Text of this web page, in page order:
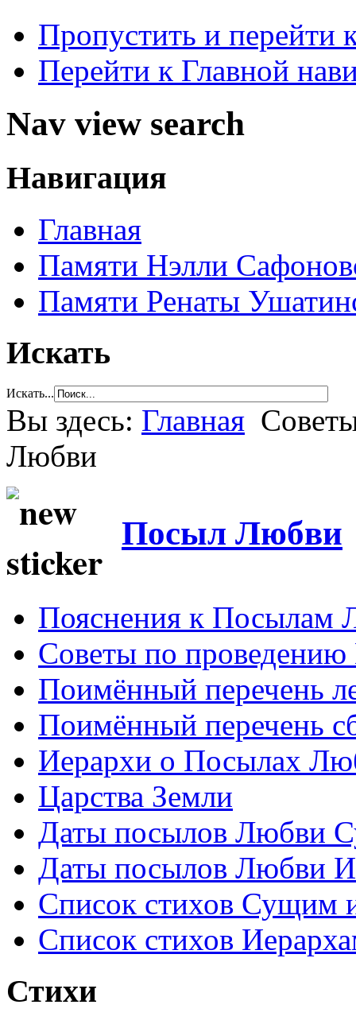
Пропустить и перейти
Перейти к Главной
Nav view search
Навигация
Главная
Памяти Нэлли
Памяти Ренаты
Искать
Искать...
Вы здесь: Главная
Любви
Посыл Любви
Пояснения к Посылам
Советы по
Поимённый перечень
Поимённый перечень
Иерархи о Посылах
Царства Земли
Даты посылов Любви
Даты посылов Любви
Список стихов Сущим
Список стихов
Стихи